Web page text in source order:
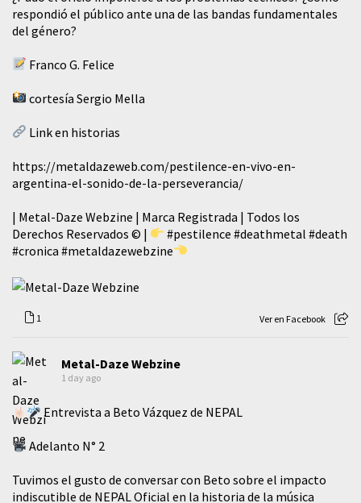
respondió el público ante una de las bandas fundamentales
del género?
Franco G. Felice
cortesía Sergio Mella
Link en historias
https://metaldazeweb.com/pestilence-en-vivo-en-
argentina-el-sonido-de-la-perseverancia/
| Metal-Daze Webzine | Marca Registrada | Todos los
Derechos Reservados © |
#pestilence #deathmetal #death
#cronica #metaldazewebzine
1 Ver en Facebook
Metal-Daze Webzine
1 day ago
Entrevista a Beto Vázquez de NEPAL
Adelanto N° 2
Tuvimos el gusto de conversar con Beto sobre el impacto
indiscutible de NEPAL Oficial en la historia de la música